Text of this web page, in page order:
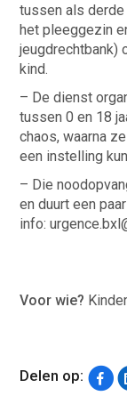
tussen als
het pleeggezin
jeugdrechtbank)
kind.
– De dienst
tussen 0 en 18
chaos, waarna
een instelling
– Die
en duurt een
info:
Voor wie?
Delen op: